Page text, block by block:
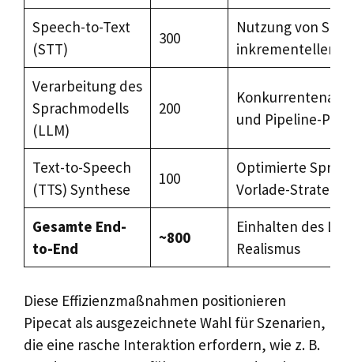
Speech-to-Text
(STT)
300
Nutzung von
inkrementellen
Verarbeitung des
Sprachmodells
(LLM)
200
und Pipeline-
Text-to-Speech
(TTS) Synthese
100
Optimierte
Vorlade-
Gesamte End-
to-End
~800
Einhalten des
Realismus
Diese Effizienzmaßnahmen positionieren
Pipecat als ausgezeichnete Wahl für Szenarien,
die eine rasche Interaktion erfordern, wie z. B.